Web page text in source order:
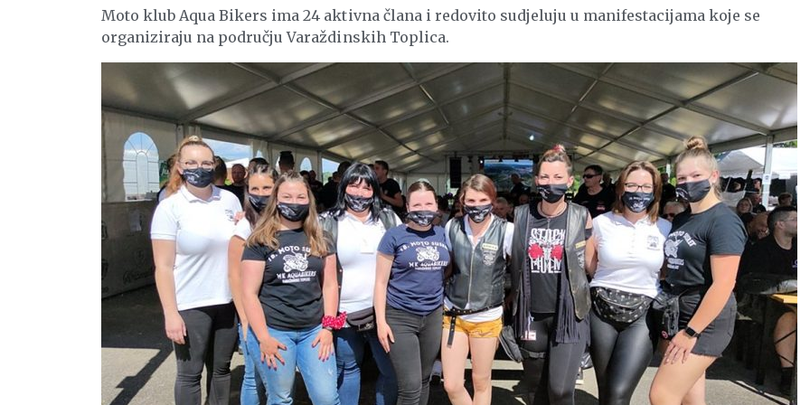
Moto klub Aqua Bikers ima 24 aktivna člana i redovito sudjeluju u manifestacijama koje se
organiziraju na području Varaždinskih Toplica.